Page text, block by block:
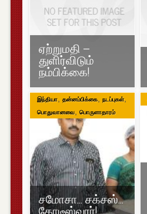
ஏற்றுமதி –
துளிர்விடும்
நம்பிக்கை!
இந்தியா, தன்னம்பிக்கை, நடப்புகள்,
பொதுவானவை, பொருளாதாரம்
சமோசா… சக்சஸ்…